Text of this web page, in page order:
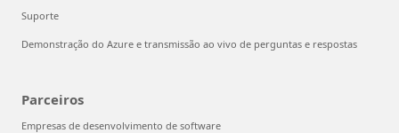
Suporte
Demonstração do Azure e transmissão ao vivo de perguntas e respostas
Parceiros
Empresas de desenvolvimento de software